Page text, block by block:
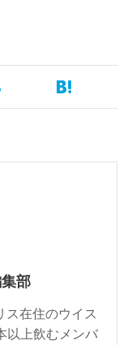
部
ス在住のウイス
以上飲むメンバ